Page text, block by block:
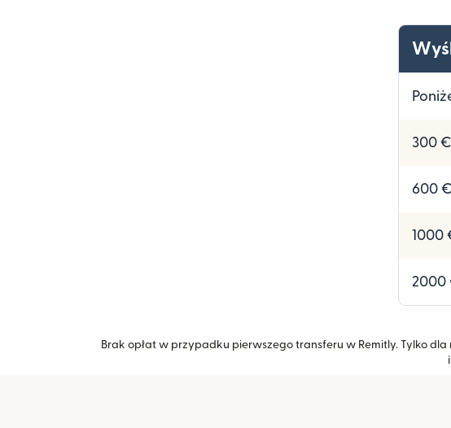
300
600
1000
2000
Brak opłat w przypadku pierwszego transferu w Remitly. Tylko